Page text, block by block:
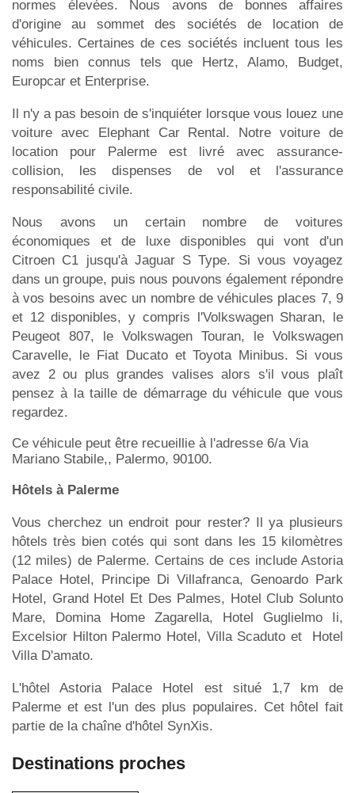
normes élevées. Nous avons de bonnes affaires
d'origine au sommet des sociétés de location de
véhicules. Certaines de ces sociétés incluent tous les
noms bien connus tels que Hertz, Alamo, Budget,
Europcar et Enterprise.
Il n'y a pas besoin de s'inquiéter lorsque vous louez une
voiture avec Elephant Car Rental. Notre voiture de
location pour Palerme est livré avec assurance-
collision, les dispenses de vol et l'assurance
responsabilité civile.
Nous avons un certain nombre de voitures
économiques et de luxe disponibles qui vont d'un
Citroen C1 jusqu'à Jaguar S Type. Si vous voyagez
dans un groupe, puis nous pouvons également répondre
à vos besoins avec un nombre de véhicules places 7, 9
et 12 disponibles, y compris l'Volkswagen Sharan, le
Peugeot 807, le Volkswagen Touran, le Volkswagen
Caravelle, le Fiat Ducato et Toyota Minibus. Si vous
avez 2 ou plus grandes valises alors s'il vous plaît
pensez à la taille de démarrage du véhicule que vous
regardez.
Ce véhicule peut être recueillie à l'adresse 6/a Via
Mariano Stabile,, Palermo, 90100.
Hôtels à Palerme
Vous cherchez un endroit pour rester? Il ya plusieurs
hôtels très bien cotés qui sont dans les 15 kilomètres
(12 miles) de Palerme. Certains de ces include Astoria
Palace Hotel, Principe Di Villafranca, Genoardo Park
Hotel, Grand Hotel Et Des Palmes, Hotel Club Solunto
Mare, Domina Home Zagarella, Hotel Guglielmo Ii,
Excelsior Hilton Palermo Hotel, Villa Scaduto et Hotel
Villa D'amato.
L'hôtel Astoria Palace Hotel est situé 1,7 km de
Palerme et est l'un des plus populaires. Cet hôtel fait
partie de la chaîne d'hôtel SynXis.
Destinations proches